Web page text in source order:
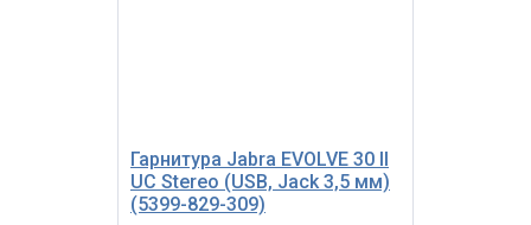
Гарнитура Jabra EVOLVE 30 II
UC Stereo (USB, Jack 3,5 мм)
(5399-829-309)